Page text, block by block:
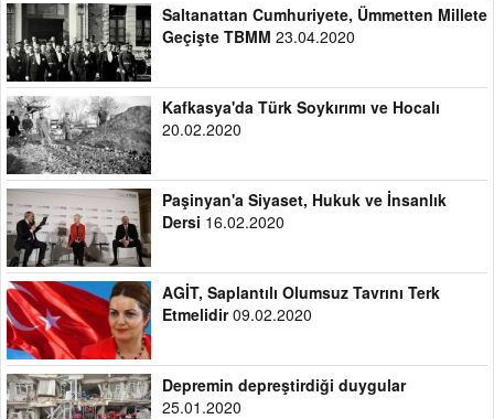
Saltanattan Cumhuriyete, Ümmetten Millete
Geçişte TBMM 23.04.2020
Kafkasya'da Türk Soykırımı ve Hocalı
20.02.2020
Paşinyan'a Siyaset, Hukuk ve İnsanlık
Dersi 16.02.2020
AGİT, Saplantılı Olumsuz Tavrını Terk
Etmelidir09.02.2020
Depremin depreştirdiği duygular
25.01.2020